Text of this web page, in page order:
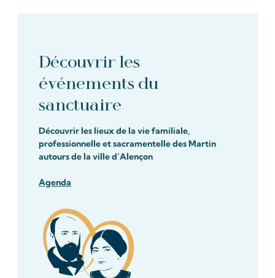
Découvrir les
événements du
sanctuaire
Découvrir les lieux de la vie familiale,
professionnelle et sacramentelle des Martin
autours de la ville d’Alençon
Agenda